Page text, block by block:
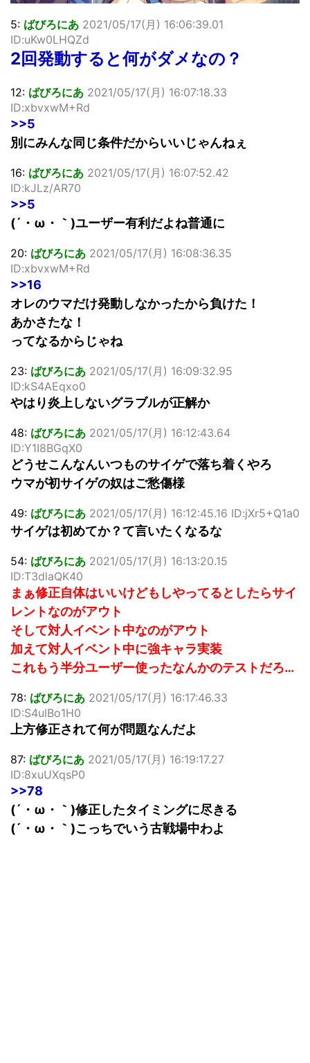
Powered by livedoor 相互RSS
5: ばびろにあ 2021/05/17(月) 16:06:39.01
ID:uKw0LHQZd
2回発動すると何がダメなの？
12: ばびろにあ 2021/05/17(月) 16:07:18.33
ID:xbvxwM+Rd
>>5
別にみんな同じ条件だからいいじゃんねぇ
16: ばびろにあ 2021/05/17(月) 16:07:52.42
ID:kJLz/AR70
>>5
(´・ω・｀)ユーザー有利だよね普通に
20: ばびろにあ 2021/05/17(月) 16:08:36.35
ID:xbvxwM+Rd
>>16
オレのウマだけ発動しなかったから負けた！
あかさたな！
ってなるからじゃね
23: ばびろにあ 2021/05/17(月) 16:09:32.95
ID:kS4AEqxo0
やはり炎上しないグラブルが正解か
48: ばびろにあ 2021/05/17(月) 16:12:43.64
ID:Y1I8BGqX0
どうせこんなんいつものサイゲで落ち着くやろ
ウマが初サイゲの奴はご愁傷様
49: ばびろにあ 2021/05/17(月) 16:12:45.16 ID:jXr5+Q1a0
サイゲは初めてか？て言いたくなるな
54: ばびろにあ 2021/05/17(月) 16:13:20.15
ID:T3dlaQK40
まぁ修正自体はいいけどもしやってるとしたらサイ
レントなのがアウト
そして対人イベント中なのがアウト
加えて対人イベント中に強キャラ実装
これもう半分ユーザー使ったなんかのテストだろ…
78: ばびろにあ 2021/05/17(月) 16:17:46.33
ID:S4ulBo1H0
上方修正されて何が問題なんだよ
87: ばびろにあ 2021/05/17(月) 16:19:17.27
ID:8xuUXqsP0
>>78
(´・ω・｀)修正したタイミングに尽きる
(´・ω・｀)こっちでいう古戦場中わよ